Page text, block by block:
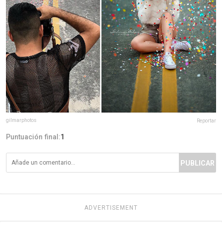
gilmarphotos Reportar
Puntuación final:1
PUBLICAR
ADVERTISEMENT